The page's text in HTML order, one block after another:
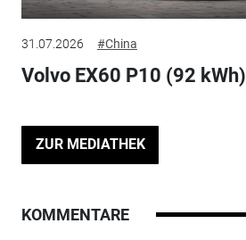
31.07.2026 #China
Volvo EX60 P10 (92 kWh)
ZUR MEDIATHEK
KOMMENTARE